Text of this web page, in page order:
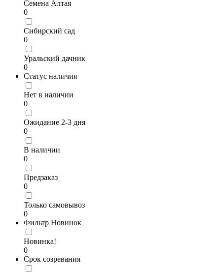
Семена Алтая
0
Сибирский сад
0
Уральский дачник
0
Статус наличия
Нет в наличии
0
Ожидание 2-3 дня
0
В наличии
0
Предзаказ
0
Только самовывоз
0
Фильтр Новинок
Новинка!
0
Срок созревания